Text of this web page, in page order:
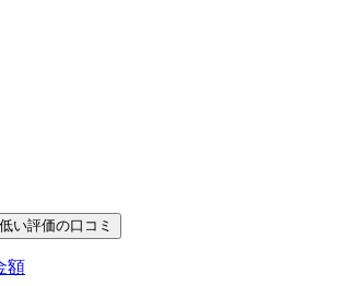
低い評価の口コミ
額